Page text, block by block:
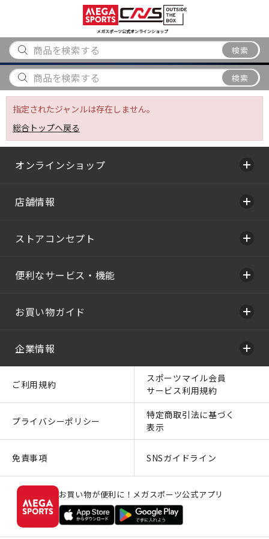
メガスポーツ公式オンラインショップ
検索
アウトドア
から探す
ブランド
から探す
検索
指定されたジャンルは存在しません。
総合トップへ戻る
オンラインショップ
店舗情報
ストアコンセプト
便利なサービス・機能
お買い物ガイド
企業情報
ご利用規約
スポーツマイル会員
サービス利用規約
プライバシーポリシー
特定商取引法に基づく
表示
免責事項 SNSガイドライン
お買い物が便利に！メガスポーツ公式アプリ